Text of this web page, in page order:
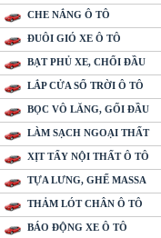
CHE NẮNG Ô TÔ
ĐUÔI GIÓ XE Ô TÔ
BẠT PHỦ XE, CHỔI ĐẦU
LẮP CỬA SỔ TRỜI Ô TÔ
BỌC VÔ LĂNG, GỐI ĐẦU
LÀM SẠCH NGOẠI THẤT
XỊT TẨY NỘI THẤT Ô TÔ
TỰA LƯNG, GHẾ MASSA
THẢM LÓT CHÂN Ô TÔ
BÁO ĐỘNG XE Ô TÔ